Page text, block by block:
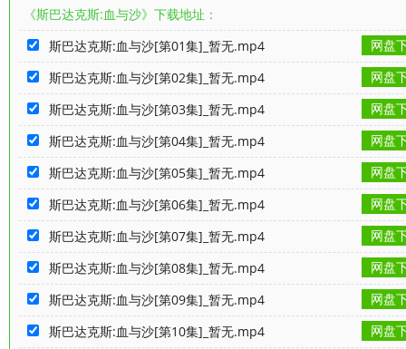
《斯巴达克斯:血与沙》下载地址：
斯巴达克斯:血与沙[第01集]_暂无.mp4
网盘
斯巴达克斯:血与沙[第02集]_暂无.mp4
网盘
斯巴达克斯:血与沙[第03集]_暂无.mp4
网盘
斯巴达克斯:血与沙[第04集]_暂无.mp4
网盘
斯巴达克斯:血与沙[第05集]_暂无.mp4
网盘
斯巴达克斯:血与沙[第06集]_暂无.mp4
网盘
斯巴达克斯:血与沙[第07集]_暂无.mp4
网盘
斯巴达克斯:血与沙[第08集]_暂无.mp4
网盘
斯巴达克斯:血与沙[第09集]_暂无.mp4
网盘
斯巴达克斯:血与沙[第10集]_暂无.mp4
网盘